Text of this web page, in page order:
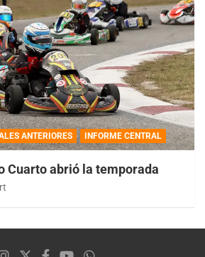
ANTERIORES INFORME CENTRAL
Cuarto abrió la temporada